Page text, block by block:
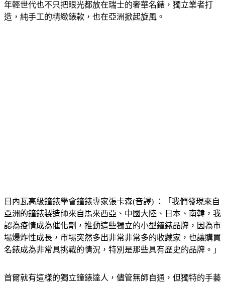
年輕世代也不只把眼光都放在瑞士的奢華名錶，獨立業者打
造，純手工的精緻錶款，也在亞洲掀起旋風。
日內瓦高級鐘錶學會鐘錶專家張卡森(音譯) ：「我們發現來自
亞洲的鐘錶製造師來自馬來西亞、中國大陸、日本、南韓，我
認為疫情成為催化劑，推動這些獨立的小型鐘錶品牌，因為市
場爆炸性成長，市場突然多出非常非常多的收藏家，也讓購買
名錶成為非常具挑戰的情況，特別是那些具有歷史的品牌。」
首爾就有這樣的獨立鐘錶達人，儘管無師自通，但獨特的手藝